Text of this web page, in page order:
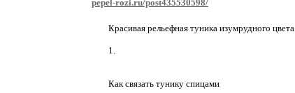
pepel-rozi.ru/post435530598/
Красивая рельефная туника изумрудного цвета
1.
Как связать тунику спицами